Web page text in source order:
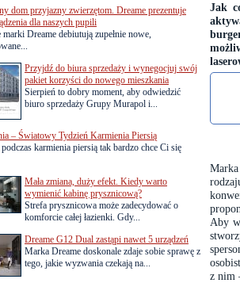
Jak
Aby
z nim
dom przyjazny zwierzętom. Dreame prezentuje
dla naszych pupili
Dreame debiutują zupełnie nowe,
Przyjdź do biura sprzedaży i wynegocjuj swój
pakiet korzyści do nowego mieszkania
Sierpień to dobry moment, aby odwiedzić
biuro sprzedaży Grupy Murapol i...
– Światowy Tydzień Karmienia Piersią
karmienia piersią tak bardzo chce Ci się
Mała zmiana, duży efekt. Kiedy warto
wymienić kabinę prysznicową?
Strefa prysznicowa może zadecydować o
komforcie całej łazienki. Gdy...
Dreame G12 Dual zastąpi nawet 5 urządzeń
Marka Dreame doskonale zdaje sobie sprawę z
tego, jakie wyzwania czekają na...